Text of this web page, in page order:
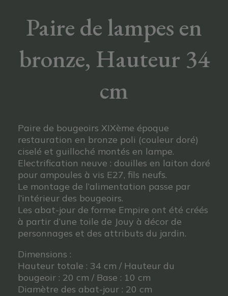
Paire de lampes en
bronze, Hauteur 34
cm
Paire de bougeoirs XIXème époque
restauration en bronze poli (couleur doré)
ciselé et guilloché montés en lampe.
Electrification neuve : douilles en laiton doré
pour ampoules à vis E27, fils neufs.
Le montage de l’alimentation passe par
l’intérieur des bougeoirs.
Les abat-jour de forme Empire ont été créés
à partir d’une toile de Jouy à décor de
personnages et des attributs du jardin.
Dimensions :
Hauteur totale : 34 cm / Hauteur du
bougeoir : 20 cm / Base : 10 cm
Diamètre des abat-jour : 20 cm